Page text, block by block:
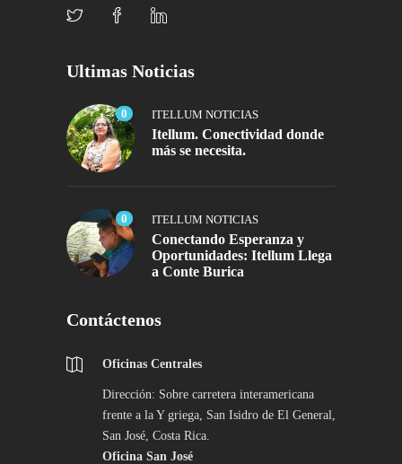
Ultimas Noticias
0 ITELLUM NOTICIAS
Itellum. Conectividad donde
más se necesita.
0 ITELLUM NOTICIAS
Conectando Esperanza y
Oportunidades: Itellum Llega
a Conte Burica
Contáctenos
Oficinas Centrales
Dirección: Sobre carretera interamericana
frente a la Y griega, San Isidro de El General,
San José, Costa Rica.
Oficina San José